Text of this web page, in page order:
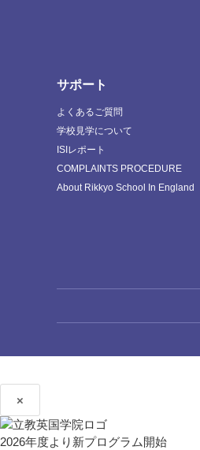
サポート
よくあるご質問
学校見学について
ISIレポート
COMPLAINTS PROCEDURE
About Rikkyo School In England
×
2026年度より新プログラム開始